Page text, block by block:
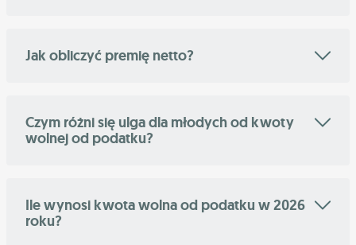
Jak obliczyć premię netto?
Czym różni się ulga dla młodych od kwoty
wolnej od podatku?
Ile wynosi kwota wolna od podatku w 2026
roku?